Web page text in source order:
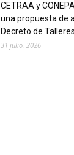
CETRAA y
una propuesta de
Decreto de Talleres
31 julio, 2026